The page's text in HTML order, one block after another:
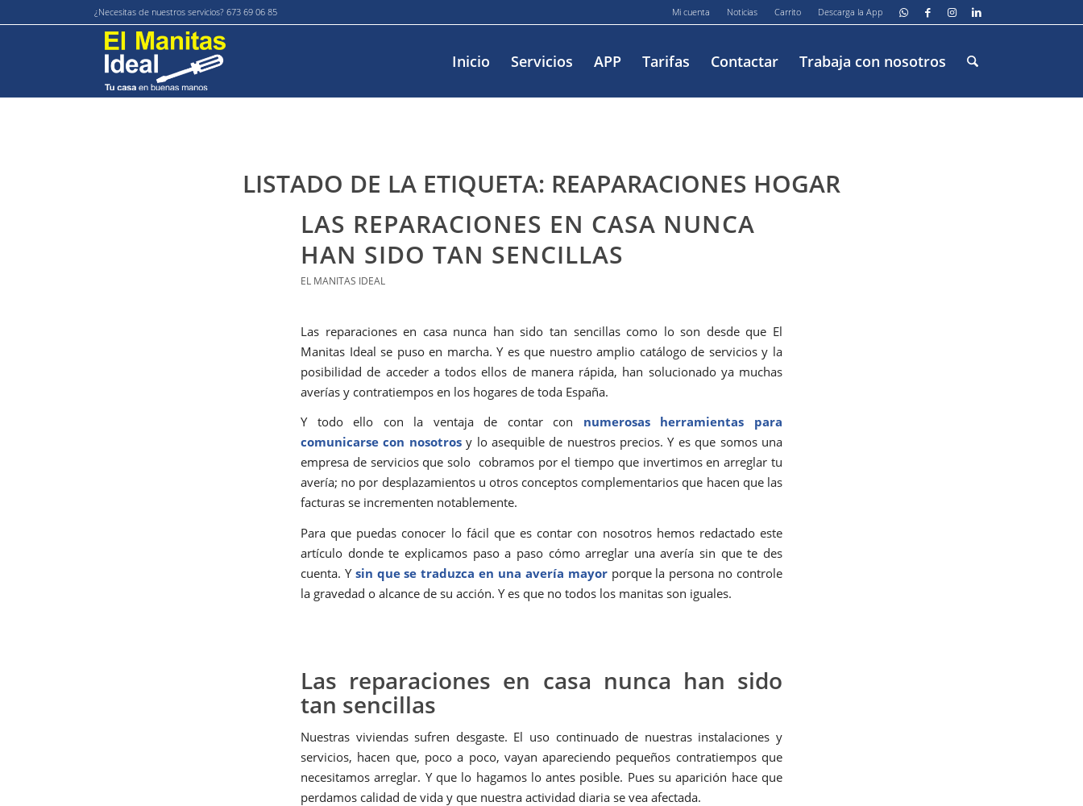
Mi cuenta Noticias Carrito Descarga la App
¿Necesitas de nuestros servicios? 673 69 06 85
Inicio Servicios APP Tarifas Contactar Trabaja con nosotros
LISTADO DE LA ETIQUETA: REAPARACIONES HOGAR
LAS REPARACIONES EN CASA NUNCA
HAN SIDO TAN SENCILLAS
EL MANITAS IDEAL
Las reparaciones en casa nunca han sido tan sencillas como lo son desde que El
Manitas Ideal se puso en marcha. Y es que nuestro amplio catálogo de servicios y la
posibilidad de acceder a todos ellos de manera rápida, han solucionado ya muchas
averías y contratiempos en los hogares de toda España.
Y todo ello con la ventaja de contar con numerosas herramientas para
comunicarse con nosotrosy lo asequible de nuestros precios. Y es que somos una
empresa de servicios que solo cobramos por el tiempo que invertimos en arreglar tu
avería; no por desplazamientos u otros conceptos complementarios que hacen que las
facturas se incrementen notablemente.
Para que puedas conocer lo fácil que es contar con nosotros hemos redactado este
artículo donde te explicamos paso a paso cómo arreglar una avería sin que te des
cuenta. Y sin que se traduzca en una avería mayorporque la persona no controle
la gravedad o alcance de su acción. Y es que no todos los manitas son iguales.
Las reparaciones en casa nunca han sido
tan sencillas
Nuestras viviendas sufren desgaste. El uso continuado de nuestras instalaciones y
servicios, hacen que, poco a poco, vayan apareciendo pequeños contratiempos que
necesitamos arreglar. Y que lo hagamos lo antes posible. Pues su aparición hace que
perdamos calidad de vida y que nuestra actividad diaria se vea afectada.